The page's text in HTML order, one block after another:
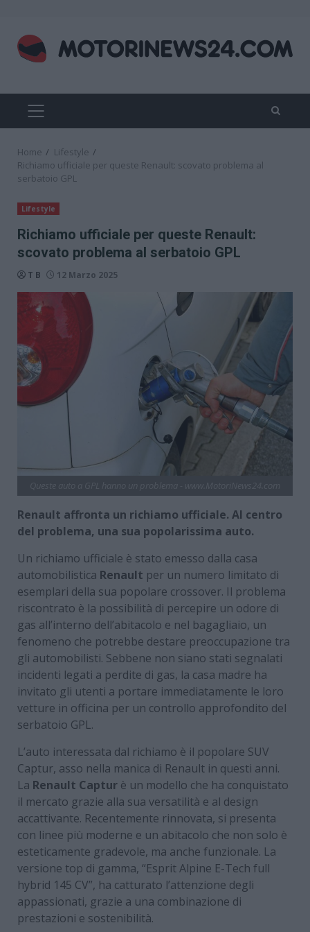
content
PRIMARY
MENU
Home
Lifestyle
Richiamo ufficiale per queste Renault: scovato problema al
serbatoio GPL
Lifestyle
Richiamo ufficiale per queste Renault:
scovato problema al serbatoio GPL
T B 12 Marzo 2025
Renault affronta un richiamo ufficiale. Al centro
del problema, una sua popolarissima auto.
Un richiamo ufficiale è stato emesso dalla casa
automobilistica Renault per un numero limitato di
esemplari della sua popolare crossover. Il problema
riscontrato è la possibilità di percepire un odore di
gas all’interno dell’abitacolo e nel bagagliaio, un
fenomeno che potrebbe destare preoccupazione tra
gli automobilisti. Sebbene non siano stati segnalati
incidenti legati a perdite di gas, la casa madre ha
invitato gli utenti a portare immediatamente le loro
vetture in officina per un controllo approfondito del
serbatoio GPL.
L’auto interessata dal richiamo è il popolare SUV
Captur, asso nella manica di Renault in questi anni.
La Renault Captur è un modello che ha conquistato
il mercato grazie alla sua versatilità e al design
accattivante. Recentemente rinnovata, si presenta
con linee più moderne e un abitacolo che non solo è
esteticamente gradevole, ma anche funzionale. La
versione top di gamma, “Esprit Alpine E-Tech full
hybrid 145 CV”, ha catturato l’attenzione degli
appassionati, grazie a una combinazione di
prestazioni e sostenibilità.